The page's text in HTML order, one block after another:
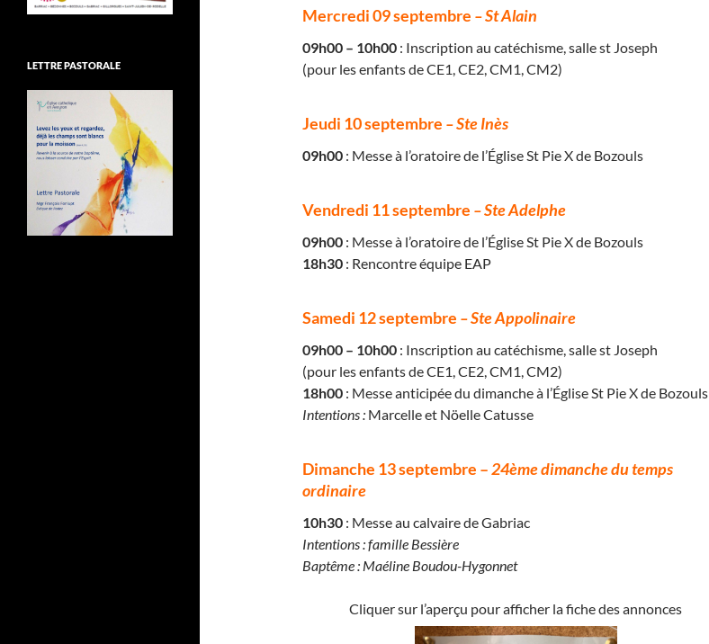
Mercredi 09 septembre – St Alain
09h00 – 10h00 : Inscription au catéchisme, salle st Joseph
(pour les enfants de CE1, CE2, CM1, CM2)
Jeudi 10 septembre – Ste Inès
09h00 : Messe à l’oratoire de l’Église St Pie X de Bozouls
Vendredi 11 septembre – Ste Adelphe
09h00 : Messe à l’oratoire de l’Église St Pie X de Bozouls
18h30 : Rencontre équipe EAP
Samedi 12 septembre – Ste Appolinaire
09h00 – 10h00 : Inscription au catéchisme, salle st Joseph
(pour les enfants de CE1, CE2, CM1, CM2)
18h00 : Messe anticipée du dimanche à l’Église St Pie X de Bozouls
Intentions : Marcelle et Nöelle Catusse
Dimanche 13 septembre –24ème dimanche du temps
ordinaire
10h30 : Messe au calvaire de Gabriac
Intentions : famille Bessière
Baptême : Maéline Boudou-Hygonnet
Cliquer sur l’aperçu pour afficher la fiche des annonces
LETTRE PASTORALE